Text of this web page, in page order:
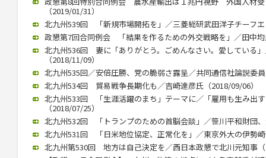
（2019/01/31）
北九州539回 「新規市場開拓を」／三菱総研武田洋子チーフ
政懇第7回合同例会 「結果を作るための外交戦略を」／田中
北九州536回 妻に「ありがとう。ごめんなさい。愛している
（2018/11/09）
北九州535回／安倍圧勝、党の脆弱さ露呈／共同通信社論説委
北九州534回 貿易戦争長期化も／吉崎達彦氏（2018/09/06）
北九州533回 「生涯活躍のまち」テーマに／「雇用も生み出
（2018/07/25）
北九州532回 「トランプのための首脳会談」／笹川平和財団
北九州531回 「日米地位協定、正常化を」／東京外大の伊勢
北九州第530回 地方は自己決定を／西日本政懇で北川元知事